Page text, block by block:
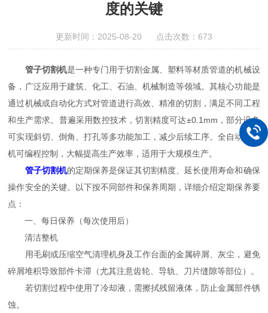
度的关键
更新时间：2025-08-20 点击次数：673
管子切割机是一种专门用于切割金属、塑料等材质管道的机械设
备，广泛应用于建筑、化工、石油、机械制造等领域。其核心功能是
通过机械或自动化方式对管道进行高效、精准的切割，满足不同工程
和生产需求。普遍采用数控技术，切割精度可达±0.1mm，部分设备
可实现斜切、倒角、打孔等多功能加工，减少后续工序。全自动切割
机可编程控制，大幅提高生产效率，适用于大规模生产。
管子切割机的定期保养是保证其切割精度、延长使用寿命和确保
操作安全的关键。以下按不同部件和保养周期，详细介绍定期保养要
点：
一、每日保养（每次使用后）
清洁整机
用毛刷或压缩空气清理机身及工作台面的金属碎屑、灰尘，避免
碎屑堆积导致部件卡滞（尤其注意齿轮、导轨、刀片缝隙等部位）。
若切割过程中使用了冷却液，需擦拭残留液体，防止金属部件锈
蚀。